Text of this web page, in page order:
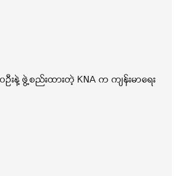
ဦးနဲ့ ဖွဲ့စည်းထားတဲ့ KNA က ကျန်းမာရေး